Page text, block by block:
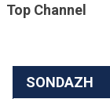
Top Channel
SONDAZH